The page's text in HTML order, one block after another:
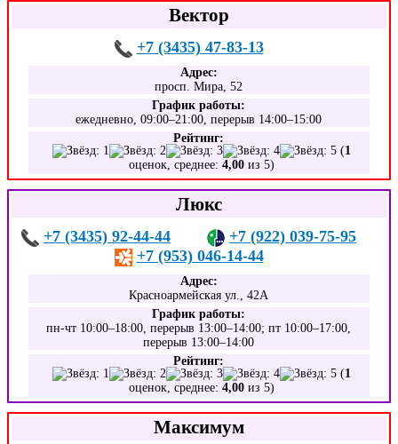
Вектор
+7 (3435) 47-83-13
Адрес:
просп. Мира, 52
График работы:
ежедневно, 09:00–21:00, перерыв 14:00–15:00
Рейтинг:
(1
оценок, среднее:4,00 из 5)
Люкс
+7 (3435) 92-44-44
+7 (922) 039-75-95
+7 (953) 046-14-44
Адрес:
Красноармейская ул., 42А
График работы:
пн-чт 10:00–18:00, перерыв 13:00–14:00; пт 10:00–17:00,
перерыв 13:00–14:00
Рейтинг:
(1
оценок, среднее:4,00 из 5)
Максимум